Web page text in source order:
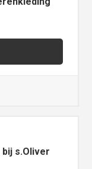
s.Oliver